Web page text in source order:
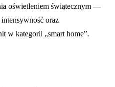
oświetleniem świątecznym —
oraz
w kategorii „smart home”.